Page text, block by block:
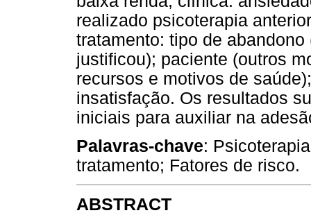
realizado psicoterapia
tratamento: tipo de
justificou); paciente (outros
recursos e motivos de
insatisfação. Os resultados
iniciais para auxiliar na
Palavras-chave:
tratamento; Fatores de risco.
ABSTRACT